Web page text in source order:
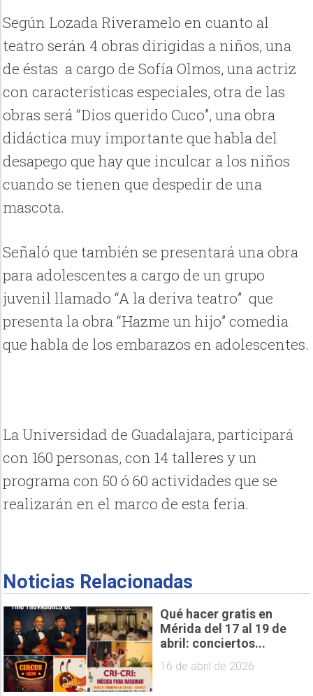
Según Lozada Riveramelo en cuanto al
teatro serán 4 obras dirigidas a niños, una
de éstas a cargo de Sofía Olmos, una actriz
con características especiales, otra de las
obras será “Dios querido Cuco”, una obra
didáctica muy importante que habla del
desapego que hay que inculcar a los niños
cuando se tienen que despedir de una
mascota.
Señaló que también se presentará una obra
para adolescentes a cargo de un grupo
juvenil llamado “A la deriva teatro” que
presenta la obra “Hazme un hijo” comedia
que habla de los embarazos en adolescentes.
La Universidad de Guadalajara, participará
con 160 personas, con 14 talleres y un
programa con 50 ó 60 actividades que se
realizarán en el marco de esta feria.
Noticias Relacionadas
Qué hacer gratis en
Mérida del 17 al 19 de
abril: conciertos...
16 de abril de 2026